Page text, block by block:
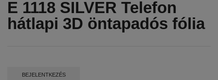
E 1118 SILVER Telefon
hátlapi 3D öntapadós fólia
BEJELENTKEZÉS